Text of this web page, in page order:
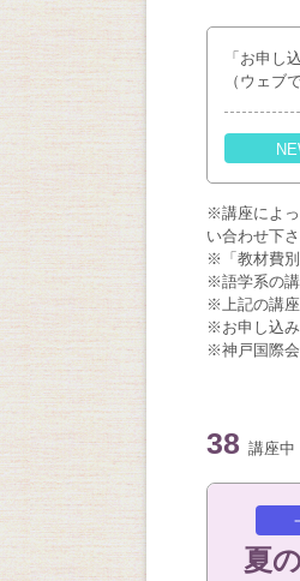
「お申し
（ウェブ
※講座によ
い合わせ下さ
※「教材費別
※語学系の講
※上記の講座
※お申し込
※神戸国際会
38 講座中
夏